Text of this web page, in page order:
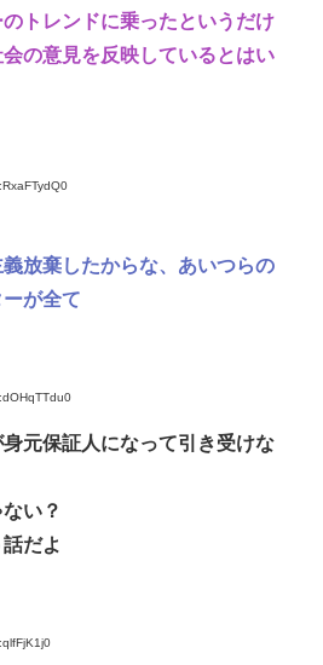
トレンドに乗ったというだけ
の意見を反映しているとはい
放棄したからな、あいつらの
が全て
元保証人になって引き受けな
い？
だよ